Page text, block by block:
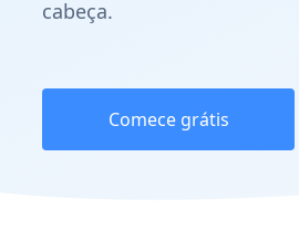
cabeça.
Comece grátis